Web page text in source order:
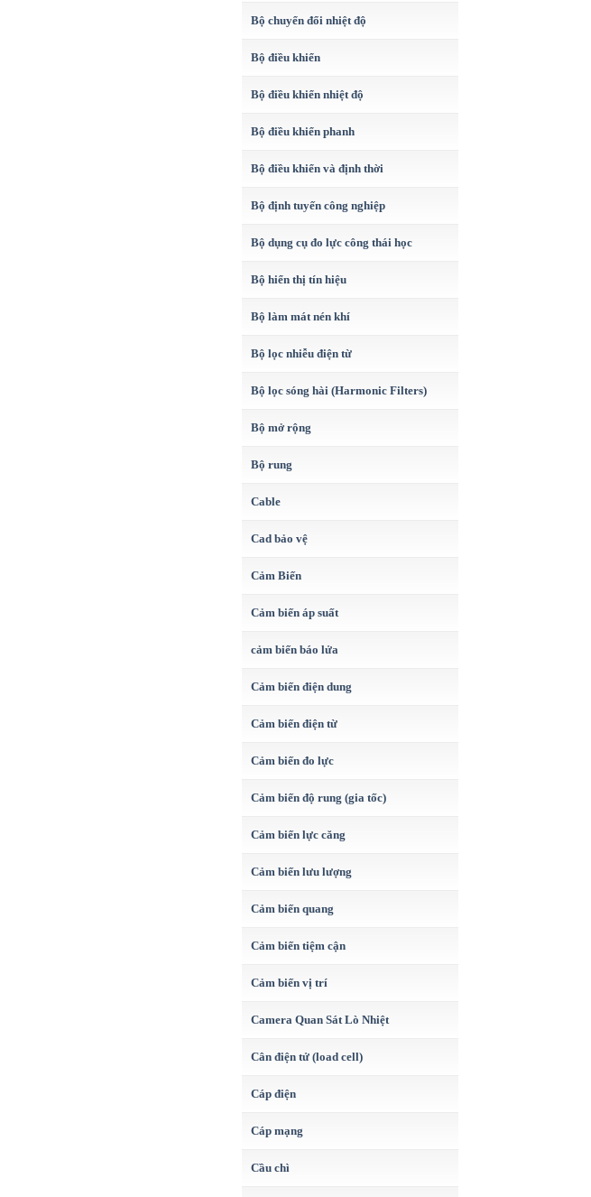
Bộ chuyển đổi nhiệt độ
Bộ điều khiển
Bộ điều khiển nhiệt độ
Bộ điều khiển phanh
Bộ điều khiển và định thời
Bộ định tuyến công nghiệp
Bộ dụng cụ đo lực công thái học
Bộ hiển thị tín hiệu
Bộ làm mát nén khí
Bộ lọc nhiễu điện từ
Bộ lọc sóng hài (Harmonic Filters)
Bộ mở rộng
Bộ rung
Cable
Cad bảo vệ
Cảm Biến
Cảm biến áp suất
cảm biến báo lửa
Cảm biến điện dung
Cảm biến điện từ
Cảm biến đo lực
Cảm biến độ rung (gia tốc)
Cảm biến lực căng
Cảm biến lưu lượng
Cảm biến quang
Cảm biến tiệm cận
Cảm biến vị trí
Camera Quan Sát Lò Nhiệt
Cân điện tử (load cell)
Cáp điện
Cáp mạng
Cầu chì